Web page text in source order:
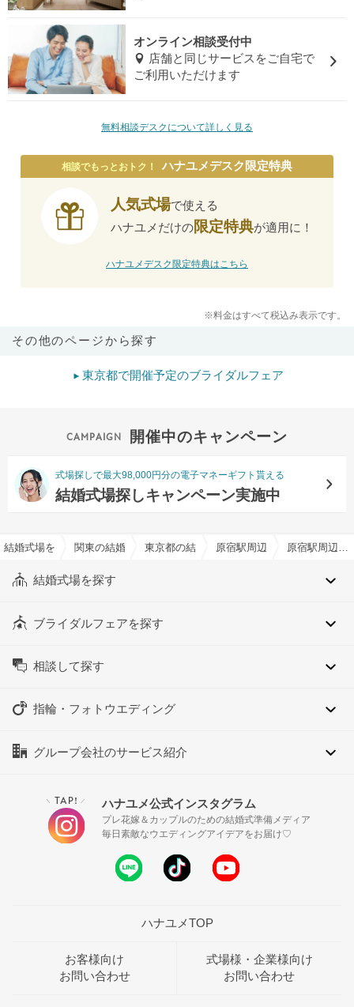
オンライン相談受付中
店舗と同じサービスをご自宅で
ご利用いただけます
無料相談デスクについて詳しく見る
相談でもっとおトク！ ハナユメデスク限定特典
人気式場で使える
ハナユメだけの限定特典が適用に！
ハナユメデスク限定特典はこちら
※料金はすべて税込み表示です。
その他のページから探す
東京都で開催予定のブライダルフェア
開催中のキャンペーン
式場探しで最大98,000円分の電子マネーギフト貰える
結婚式場探しキャンペーン実施中
結婚式場を探すならハナユメ
関東の結婚式場東京都の結婚式場原宿駅周辺の結婚式場 原宿駅周辺の提携神社有りでおすすめの結婚式場・挙式会場一覧
結婚式場を探す
ブライダルフェアを探す
相談して探す
指輪・フォトウエディング
グループ会社のサービス紹介
＼ TAP! ／ ハナユメ公式インスタグラム
プレ花嫁＆カップルのための結婚式準備メディア
毎日素敵なウエディングアイデアをお届け♡
ハナユメTOP
お客様向け
お問い合わせ
式場様・企業様向け
お問い合わせ